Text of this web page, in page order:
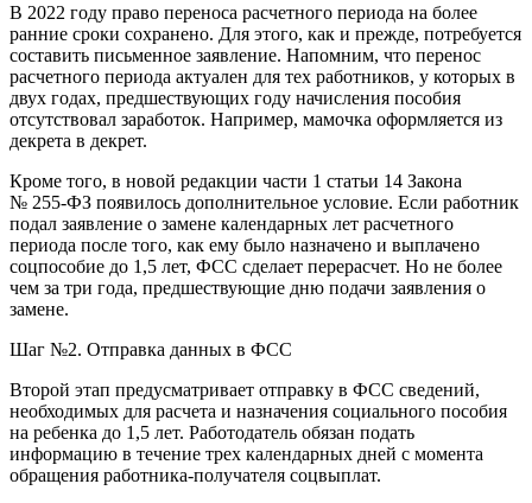
В 2022 году право переноса расчетного периода на более
ранние сроки сохранено. Для этого, как и прежде, потребуется
составить письменное заявление. Напомним, что перенос
расчетного периода актуален для тех работников, у которых в
двух годах, предшествующих году начисления пособия
отсутствовал заработок. Например, мамочка оформляется из
декрета в декрет.
Кроме того, в новой редакции части 1 статьи 14 Закона
№ 255-ФЗ появилось дополнительное условие. Если работник
подал заявление о замене календарных лет расчетного
периода после того, как ему было назначено и выплачено
соцпособие до 1,5 лет, ФСС сделает перерасчет. Но не более
чем за три года, предшествующие дню подачи заявления о
замене.
Шаг №2. Отправка данных в ФСС
Второй этап предусматривает отправку в ФСС сведений,
необходимых для расчета и назначения социального пособия
на ребенка до 1,5 лет. Работодатель обязан подать
информацию в течение трех календарных дней с момента
обращения работника-получателя соцвыплат.